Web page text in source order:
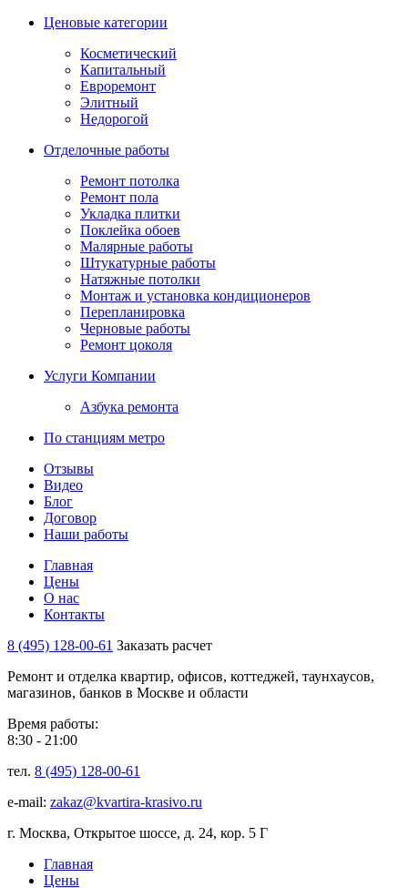
Ценовые категории
Косметический
Капитальный
Евроремонт
Элитный
Недорогой
Отделочные работы
Ремонт потолка
Ремонт пола
Укладка плитки
Поклейка обоев
Малярные работы
Штукатурные работы
Натяжные потолки
Монтаж и установка кондиционеров
Перепланировка
Черновые работы
Ремонт цоколя
Услуги Компании
Азбука ремонта
По станциям метро
Отзывы
Видео
Блог
Договор
Наши работы
Главная
Цены
О нас
Контакты
8 (495) 128-00-61 Заказать расчет
Ремонт и отделка квартир, офисов, коттеджей, таунхаусов,
магазинов, банков в Москве и области
Время работы:
8:30 - 21:00
тел. 8 (495) 128-00-61
e-mail: zakaz@kvartira-krasivo.ru
г. Москва, Открытое шоссе, д. 24, кор. 5 Г
Главная
Цены